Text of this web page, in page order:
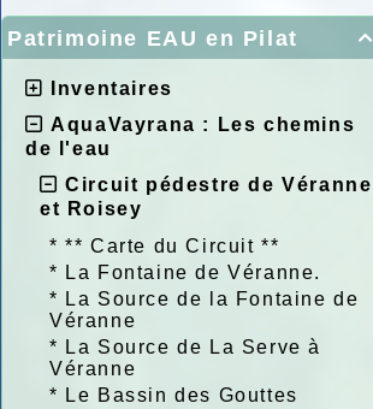

Patrimoine EAU en Pilat
Inventaires
AquaVayrana : Les chemins
de l'eau
Circuit pédestre de Véranne
et Roisey
*** Carte du Circuit **
* La Fontaine de Véranne.
* La Source de la Fontaine de
Véranne
* La Source de La Serve à
Véranne
* Le Bassin des Gouttes